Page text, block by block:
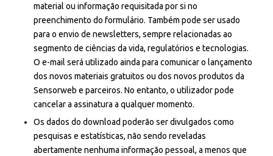
material ou informação requisitada por si no
preenchimento do formulário. Também pode ser usado
para o envio de newsletters, sempre relacionadas ao
segmento de ciências da vida, regulatórios e tecnologias.
O e-mail será utilizado ainda para comunicar o lançamento
dos novos materiais gratuitos ou dos novos produtos da
Sensorweb e parceiros. No entanto, o utilizador pode
cancelar a assinatura a qualquer momento.
Os dados do download poderão ser divulgados como
pesquisas e estatísticas, não sendo reveladas
abertamente nenhuma informação pessoal, a menos que